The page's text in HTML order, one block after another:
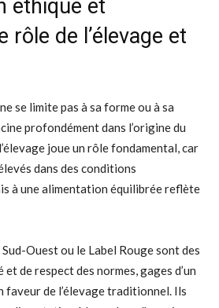
éthique et
rôle de l’élevage et
se limite pas à sa forme ou à sa
profondément dans l’origine du
joue un rôle fondamental, car
dans des conditions
à une alimentation équilibrée reflète
Sud-Ouest ou le Label Rouge sont des
de respect des normes, gages d’un
faveur de l’élevage traditionnel. Ils